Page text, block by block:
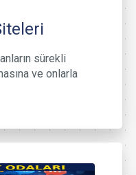
sürekli
ve onlarla